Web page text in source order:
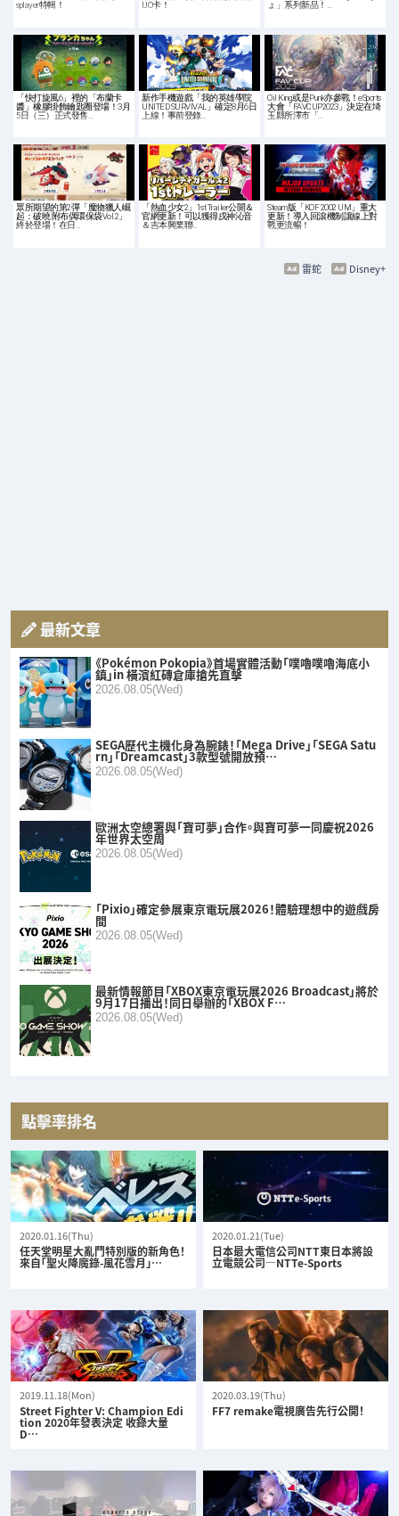
splayer特輯！
UO卡！
ょ」系列新品！…
「快打旋風6」裡的「布蘭卡
醬」橡膠掛飾鑰匙圈登場！3月
5日（三）正式發售…
新作手機遊戲「我的英雄學院
UNITED SURVIVAL」確定8月6日
上線！事前登錄…
Oil King或是Punk亦參戰！eSports
大會「FAVCUP2023」決定在埼
玉縣所澤市「…
眾所期望的第2彈「魔物獵人崛
起：破曉 附布偶環保袋Vol.2」
終於登場！在日…
「熱血少女2」1st Trailer公開＆
官網更新！可以獲得戌神沁音
＆吉本興業聯…
Steam版「KOF 2002 UM」重大
更新！導入回滾機制讓線上對
戰更流暢！
Disney+
雷蛇
最新文章
《Pokémon Pokopia》首場實體活動「噗嚕噗嚕海底小
鎮」in 橫濱紅磚倉庫搶先直擊
2026.08.05(Wed)
SEGA歷代主機化身為腕錶！「Mega Drive」「SEGA Satu
rn」「Dreamcast」3款型號開放預…
2026.08.05(Wed)
歐洲太空總署與「寶可夢」合作。與寶可夢一同慶祝2026
年世界太空周
2026.08.05(Wed)
「Pixio」確定參展東京電玩展2026！體驗理想中的遊戲房
間
2026.08.05(Wed)
最新情報節目「XBOX東京電玩展2026 Broadcast」將於
9月17日播出！同日舉辦的「XBOX F…
2026.08.05(Wed)
點擊率排名
2020.01.16(Thu)
任天堂明星大亂鬥特別版的新角色！
來自「聖火降魔錄-風花雪月」…
2020.01.21(Tue)
日本最大電信公司NTT東日本將設
立電競公司—NTTe-Sports
2019.11.18(Mon)
Street Fighter V: Champion Edi
tion 2020年發表決定 收錄大量
D…
2020.03.19(Thu)
FF7 remake電視廣告先行公開！